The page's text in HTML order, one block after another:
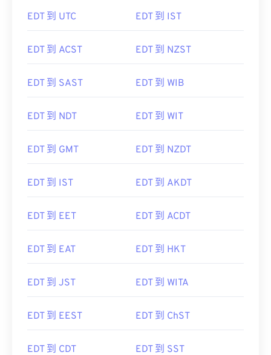
EDT 到 UTC EDT 到 IST
EDT 到 ACST EDT 到 NZST
EDT 到 SAST EDT 到 WIB
EDT 到 NDT EDT 到 WIT
EDT 到 GMT EDT 到 NZDT
EDT 到 IST EDT 到 AKDT
EDT 到 EET EDT 到 ACDT
EDT 到 EAT EDT 到 HKT
EDT 到 JST EDT 到 WITA
EDT 到 EEST EDT 到 ChST
EDT 到 CDT EDT 到 SST